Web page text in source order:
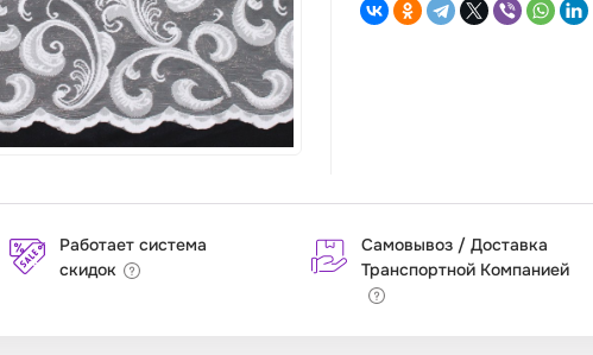
Работает система
скидок
Самовывоз / Доставка
Транспортной Компанией